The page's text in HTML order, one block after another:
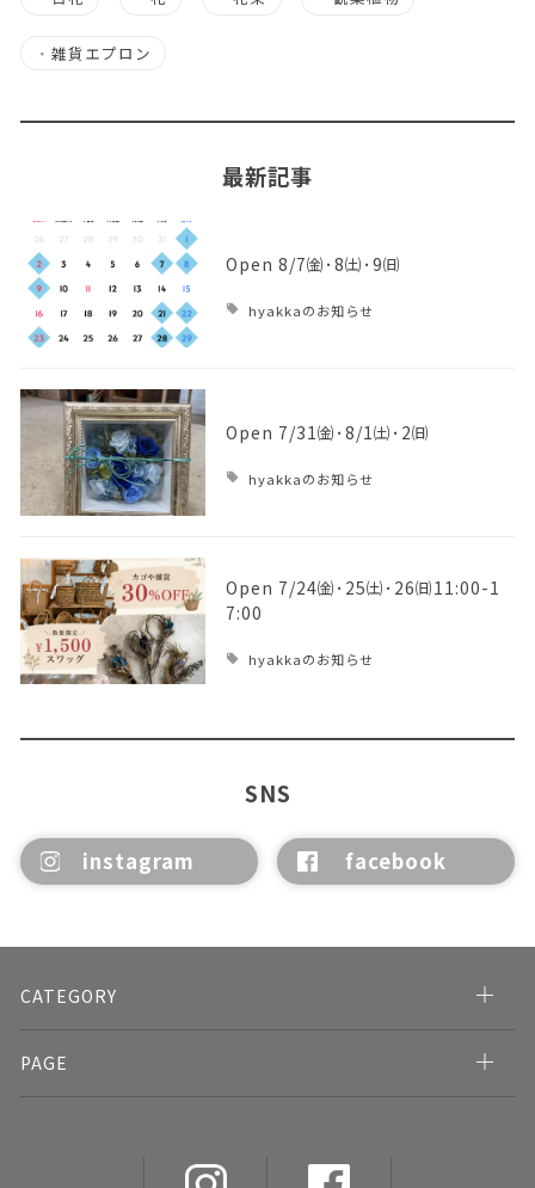
・ 雑貨エプロン
最新記事
Open 8/7㈮･8㈯･9㈰
hyakkaのお知らせ
Open 7/31㈮･8/1㈯･2㈰
hyakkaのお知らせ
Open 7/24㈮･25㈯･26㈰11:00-1
7:00
hyakkaのお知らせ
SNS
instagram facebook
CATEGORY
PAGE